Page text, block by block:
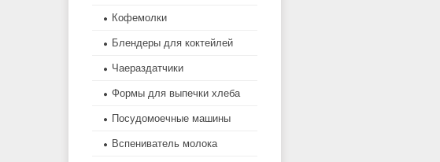
Кофемолки
Блендеры для коктейлей
Чаераздатчики
Формы для выпечки хлеба
Посудомоечные машины
Вспениватель молока